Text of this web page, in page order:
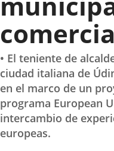
• El teniente de
ciudad italiana de
en el marco de un
programa European
intercambio de
europeas.